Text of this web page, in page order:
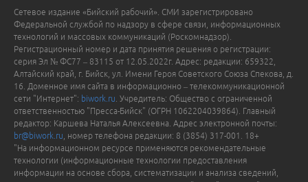
Сетевое издание «Бийский рабочий». СМИ зарегистрировано
Федеральной службой по надзору в сфере связи, информационных
технологий и массовых коммуникаций (Роскомнадзор).
Регистрационный номер и дата принятия решения о регистрации:
серия Эл № ФС77 – 83115 от 12.05.2022г. Адрес: редакции: 659322,
Алтайский край, г. Бийск, ул. Имени Героя Советского Союза Спекова, д.
16. Доменное имя сайта в информационно – телекоммуникационной
сети "Интернет": biwork.ru . Учредитель: Общество с ограниченной
ответственностью "Пресса-Бийск" (ОГРН 1062204039864). Главный
редактор: Каршева Наталья Алексеевна. Адрес электронной почты:
br@biwork.ru , номер телефона редакции: 8 (3854) 317-001. 18+
"На информационном ресурсе применяются рекомендательные
технологии (информационные технологии предоставления
информации на основе сбора, систематизации и анализа сведений,